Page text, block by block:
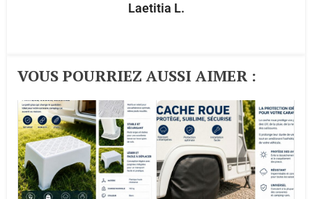
Laetitia L.
VOUS POURRIEZ AUSSI AIMER :​